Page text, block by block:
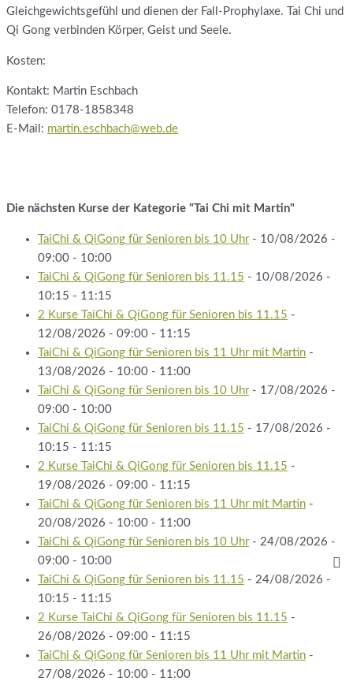
Gleichgewichtsgefühl und dienen der Fall-Prophylaxe. Tai Chi und
Qi Gong verbinden Körper, Geist und Seele.
Kosten:
Kontakt: Martin Eschbach
Telefon: 0178-1858348
E-Mail: martin.eschbach@web.de
Die nächsten Kurse der Kategorie "Tai Chi mit Martin"
TaiChi & QiGong für Senioren bis 10 Uhr- 10/08/2026 -
09:00 - 10:00
TaiChi & QiGong für Senioren bis 11.15 - 10/08/2026 -
10:15 - 11:15
2 Kurse TaiChi & QiGong für Senioren bis 11.15 -
12/08/2026 - 09:00 - 11:15
TaiChi & QiGong für Senioren bis 11 Uhr mit Martin -
13/08/2026 - 10:00 - 11:00
TaiChi & QiGong für Senioren bis 10 Uhr- 17/08/2026 -
09:00 - 10:00
TaiChi & QiGong für Senioren bis 11.15 - 17/08/2026 -
10:15 - 11:15
2 Kurse TaiChi & QiGong für Senioren bis 11.15 -
19/08/2026 - 09:00 - 11:15
TaiChi & QiGong für Senioren bis 11 Uhr mit Martin -
20/08/2026 - 10:00 - 11:00
TaiChi & QiGong für Senioren bis 10 Uhr- 24/08/2026 -
09:00 - 10:00
TaiChi & QiGong für Senioren bis 11.15 - 24/08/2026 -
10:15 - 11:15
2 Kurse TaiChi & QiGong für Senioren bis 11.15 -
26/08/2026 - 09:00 - 11:15
TaiChi & QiGong für Senioren bis 11 Uhr mit Martin -
27/08/2026 - 10:00 - 11:00